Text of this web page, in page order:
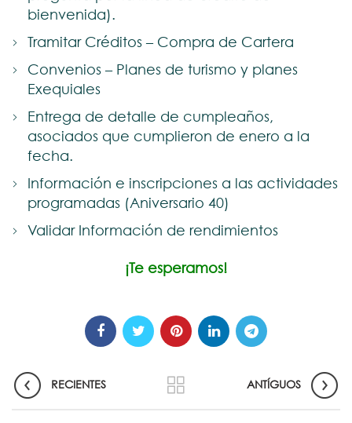
bienvenida).
Tramitar Créditos – Compra de Cartera
Convenios – Planes de turismo y planes
Exequiales
Entrega de detalle de cumpleaños,
asociados que cumplieron de enero a la
fecha.
Información e inscripciones a las actividades
programadas (Aniversario 40)
Validar Información de rendimientos
¡Te esperamos!
RECIENTES ANTÍGUOS